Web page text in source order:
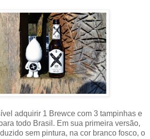
adquirir 1 Brewce com 3 tampinhas e
todo Brasil. Em sua primeira versão,
sem pintura, na cor branco fosco, o